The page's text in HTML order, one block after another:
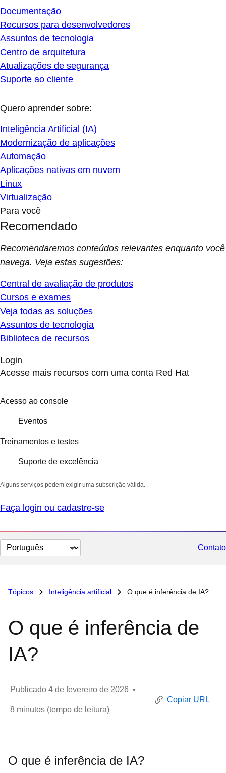
Documentação
Recursos para desenvolvedores
Assuntos de tecnologia
Centro de arquitetura
Atualizações de segurança
Suporte ao cliente
Quero aprender sobre:
Inteligência Artificial (IA)
Modernização de aplicações
Automação
Aplicações nativas em nuvem
Linux
Virtualização
Para você
Recomendado
Recomendaremos conteúdos relevantes enquanto você
navega. Veja estas sugestões:
Central de avaliação de produtos
Cursos e exames
Veja todas as soluções
Assuntos de tecnologia
Biblioteca de recursos
Login
Acesse mais recursos com uma conta Red Hat
Acesso ao console
Eventos
Treinamentos e testes
Suporte de excelência
Alguns serviços podem exigir uma subscrição válida.
Faça login ou cadastre-se
Selecionar
idioma
Contato
Tópicos Inteligência artificial O que é inferência de IA?
O que é inferência de
IA?
Publicado 4 de fevereiro de 2026 •
8 minutos (tempo de leitura)
Copiar URL
O que é inferência de IA?